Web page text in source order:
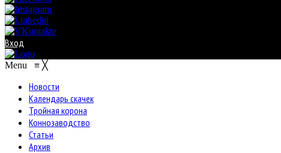
Вход
Menu ≡ ╳
Новости
Календарь скачек
Тройная корона
Коннозаводство
Статьи
Архив